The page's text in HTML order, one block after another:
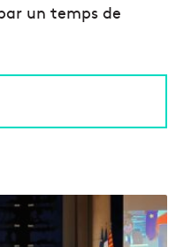
un temps de